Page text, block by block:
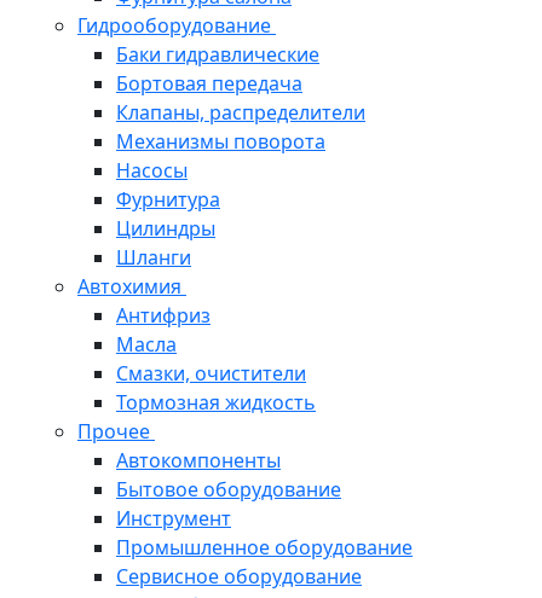
Гидрооборудование
Баки гидравлические
Бортовая передача
Клапаны, распределители
Механизмы поворота
Насосы
Фурнитура
Цилиндры
Шланги
Автохимия
Антифриз
Масла
Смазки, очистители
Тормозная жидкость
Прочее
Автокомпоненты
Бытовое оборудование
Инструмент
Промышленное оборудование
Сервисное оборудование